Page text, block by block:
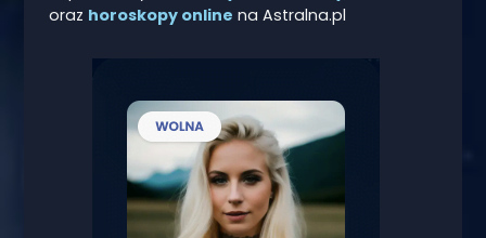
oraz horoskopy online na Astralna.pl